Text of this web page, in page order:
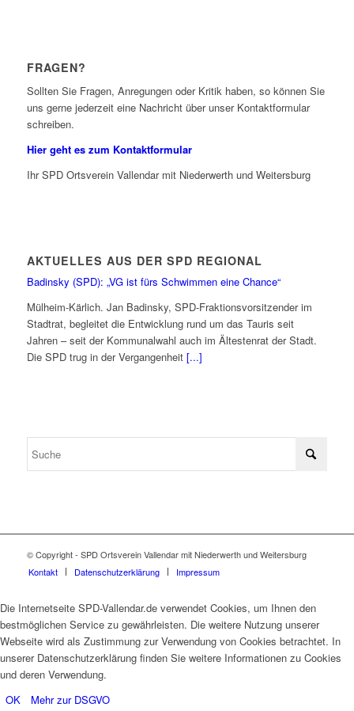
FRAGEN?
Sollten Sie Fragen, Anregungen oder Kritik haben, so können Sie
uns gerne jederzeit eine Nachricht über unser Kontaktformular
schreiben.
Hier geht es zum Kontaktformular
Ihr SPD Ortsverein Vallendar mit Niederwerth und Weitersburg
AKTUELLES AUS DER SPD REGIONAL
Badinsky (SPD): „VG ist fürs Schwimmen eine Chance“
Mülheim-Kärlich. Jan Badinsky, SPD-Fraktionsvorsitzender im
Stadtrat, begleitet die Entwicklung rund um das Tauris seit
Jahren – seit der Kommunalwahl auch im Ältestenrat der Stadt.
Die SPD trug in der Vergangenheit [...]
© Copyright - SPD Ortsverein Vallendar mit Niederwerth und Weitersburg
Kontakt
Datenschutzerklärung Impressum
Die Internetseite SPD-Vallendar.de verwendet Cookies, um Ihnen den
bestmöglichen Service zu gewährleisten. Die weitere Nutzung unserer
Webseite wird als Zustimmung zur Verwendung von Cookies betrachtet. In
unserer Datenschutzerklärung finden Sie weitere Informationen zu Cookies
und deren Verwendung.
OK
Mehr zur DSGVO